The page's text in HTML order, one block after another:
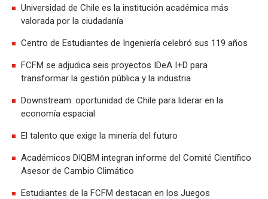
Universidad de Chile es la institución académica más
valorada por la ciudadanía
Centro de Estudiantes de Ingeniería celebró sus 119 años
FCFM se adjudica seis proyectos IDeA I+D para
transformar la gestión pública y la industria
Downstream: oportunidad de Chile para liderar en la
economía espacial
El talento que exige la minería del futuro
Académicos DIQBM integran informe del Comité Científico
Asesor de Cambio Climático
Estudiantes de la FCFM destacan en los Juegos